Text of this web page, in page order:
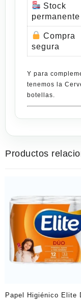
Stock
permanente
Compra
segura
Y para
tenemos la
botellas
Productos
Papel Higiénico Elite